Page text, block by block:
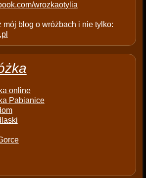
wrozkaotylia
mój blog o wróżbach i nie tylko:
online
Pabianice